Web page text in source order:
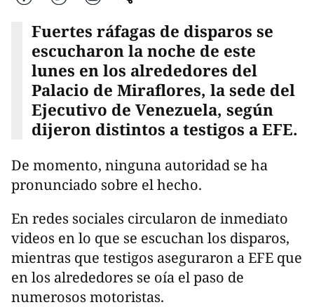
Fuertes ráfagas de disparos se
escucharon la noche de este
lunes en los alrededores del
Palacio de Miraflores, la sede del
Ejecutivo de Venezuela, según
dijeron distintos a testigos a EFE.
De momento, ninguna autoridad se ha
pronunciado sobre el hecho.
En redes sociales circularon de inmediato
videos en lo que se escuchan los disparos,
mientras que testigos aseguraron a EFE que
en los alrededores se oía el paso de
numerosos motoristas.